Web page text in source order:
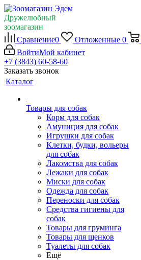
Дружелюбный
зоомагазин
Сравнение0 Отложенные 0
ВойтиМой кабинет
+7 (3843) 60-58-60
Заказать звонок
Каталог
Товары для собак
Корм для собак
Амуниция для собак
Игрушки для собак
Клетки, будки, вольеры
для собак
Лакомства для собак
Лежаки для собак
Миски для собак
Одежда для собак
Переноски для собак
Средства гигиены для
собак
Товары для груминга
Товары для щенков
Туалеты для собак
Ещё